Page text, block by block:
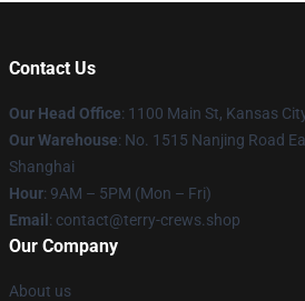
Contact Us
Our Head Office: 1100 Main St, Kansas
Our Warehouse: No. 1515 Nanjing Road
Shanghai
Hour: 9AM – 5PM (Mon – Fri)
Email : contact@terry-crews.shop
Our Company
About us